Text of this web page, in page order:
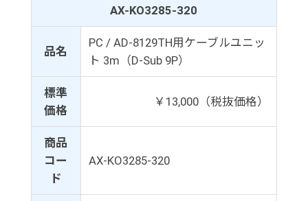
AX-KO3285-320
品名
PC / AD-8129TH用ケーブルユニッ
ト 3m（D-Sub 9P）
標準
価格
￥13,000（税抜価格）
商品
コー
ド
AX-KO3285-320